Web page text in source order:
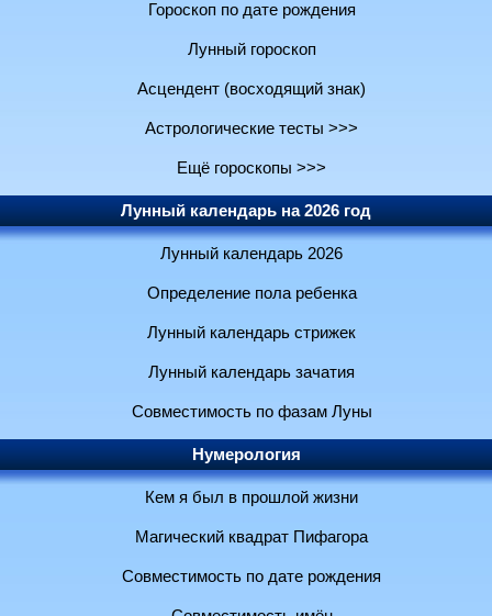
Гороскоп по дате рождения
Лунный гороскоп
Асцендент (восходящий знак)
Астрологические тесты >>>
Ещё гороскопы >>>
Лунный календарь на 2026 год
Лунный календарь 2026
Определение пола ребенка
Лунный календарь стрижек
Лунный календарь зачатия
Совместимость по фазам Луны
Нумерология
Кем я был в прошлой жизни
Магический квадрат Пифагора
Совместимость по дате рождения